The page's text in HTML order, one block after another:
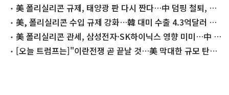
루기?
美 폴리실리콘 규제, 태양광 판 다시 짠다…中 덤핑 철퇴, 韓
'수혜'
美, 폴리실리콘 수입 규제 강화…韓 대미 수출 4.3억달러 영
향권美 폴리실리콘 관세, 삼성전자·SK하이닉스 영향 미미…中 노
렸다[오늘 트럼프는]"이란전쟁 곧 끝날 것…美 막대한 규모 탄약